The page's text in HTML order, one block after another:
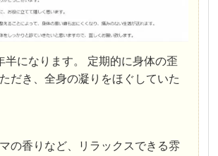
半になります。 定期的に身体の歪
だき、全身の凝りをほぐしていた
の香りなど、リラックスできる雰